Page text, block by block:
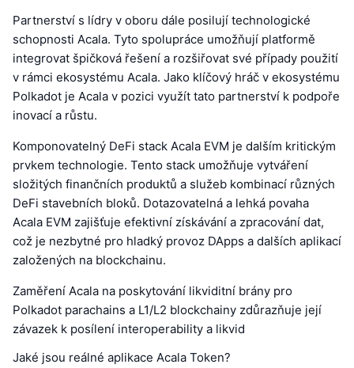
Partnerství s lídry v oboru dále posilují technologické
schopnosti Acala. Tyto spolupráce umožňují platformě
integrovat špičková řešení a rozšiřovat své případy použití
v rámci ekosystému Acala. Jako klíčový hráč v ekosystému
Polkadot je Acala v pozici využít tato partnerství k podpoře
inovací a růstu.
Komponovatelný DeFi stack Acala EVM je dalším kritickým
prvkem technologie. Tento stack umožňuje vytváření
složitých finančních produktů a služeb kombinací různých
DeFi stavebních bloků. Dotazovatelná a lehká povaha
Acala EVM zajišťuje efektivní získávání a zpracování dat,
což je nezbytné pro hladký provoz DApps a dalších aplikací
založených na blockchainu.
Zaměření Acala na poskytování likviditní brány pro
Polkadot parachains a L1/L2 blockchainy zdůrazňuje její
závazek k posílení interoperability a likvid
Jaké jsou reálné aplikace Acala Token?